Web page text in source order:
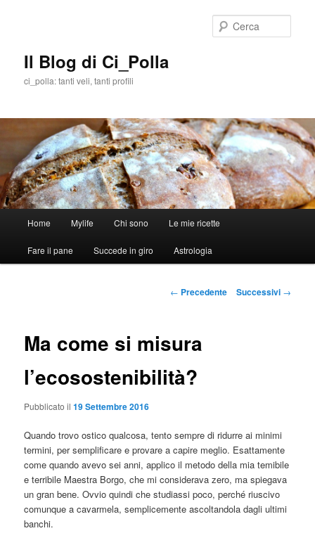
Il Blog di Ci_Polla
ci_polla: tanti veli, tanti profili
principale
Vai
al
Home Mylife Chi sono Le mie ricette
Fare il pane Succede in giro Astrologia
Navigazione
← Precedente Successivi →
Ma come si misura
l’ecosostenibilità?
Pubblicato il19 Settembre 2016
Quando trovo ostico qualcosa, tento sempre di ridurre ai minimi
termini, per semplificare e provare a capire meglio. Esattamente
come quando avevo sei anni, applico il metodo della mia temibile
e terribile Maestra Borgo, che mi considerava zero, ma spiegava
un gran bene. Ovvio quindi che studiassi poco, perché riuscivo
comunque a cavarmela, semplicemente ascoltandola dagli ultimi
banchi.